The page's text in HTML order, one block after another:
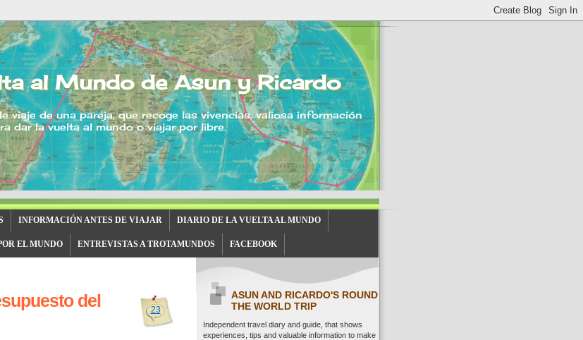
al Mundo de Asun y Ricardo
viaje de una pareja, que recoge las vivencias, valiosa información
dar la vuelta al mundo o viajar por libre.
INFORMACIÓN ANTES DE VIAJAR DIARIO DE LA VUELTA AL MUNDO
EL MUNDO ENTREVISTAS A TROTAMUNDOS FACEBOOK
23
del
ASUN AND RICARDO'S ROUND
THE WORLD TRIP
Independent travel diary and guide, that shows
experiences, tips and valuable information to make